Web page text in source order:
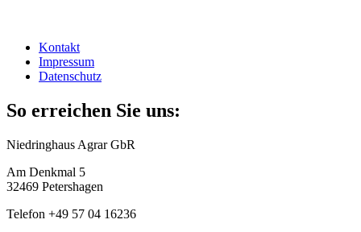
Kontakt
Impressum
Datenschutz
So erreichen Sie uns:
Niedringhaus Agrar GbR
Am Denkmal 5
32469 Petershagen
Telefon +49 57 04 16236